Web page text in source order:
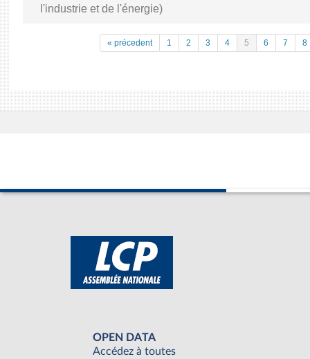
l'industrie et de l'énergie)
« précedent 1 2 3 4 5 6 7 8
OPEN DATA
Accédez à toutes